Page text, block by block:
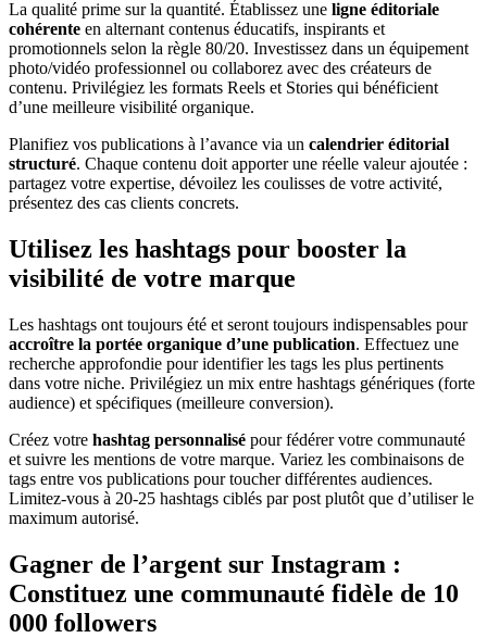
La qualité prime sur la quantité. Établissez une ligne éditoriale
cohérente en alternant contenus éducatifs, inspirants et
promotionnels selon la règle 80/20. Investissez dans un équipement
photo/vidéo professionnel ou collaborez avec des créateurs de
contenu. Privilégiez les formats Reels et Stories qui bénéficient
d’une meilleure visibilité organique.
Planifiez vos publications à l’avance via un calendrier éditorial
structuré. Chaque contenu doit apporter une réelle valeur ajoutée :
partagez votre expertise, dévoilez les coulisses de votre activité,
présentez des cas clients concrets.
Utilisez les hashtags pour booster la
visibilité de votre marque
Les hashtags ont toujours été et seront toujours indispensables pour
accroître la portée organique d’une publication. Effectuez une
recherche approfondie pour identifier les tags les plus pertinents
dans votre niche. Privilégiez un mix entre hashtags génériques (forte
audience) et spécifiques (meilleure conversion).
Créez votre hashtag personnalisé pour fédérer votre communauté
et suivre les mentions de votre marque. Variez les combinaisons de
tags entre vos publications pour toucher différentes audiences.
Limitez-vous à 20-25 hashtags ciblés par post plutôt que d’utiliser le
maximum autorisé.
Gagner de l’argent sur Instagram :
Constituez une communauté fidèle de 10
000 followers